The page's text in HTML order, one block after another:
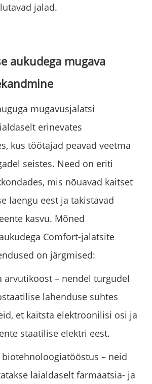
jalad.
aukudega mugava
mugavusjalatsi
erinevates
kus töötajad peavad veetma
seistes. Need on eriti
mis nõuavad kaitset
laengu eest ja takistavad
kasvu. Mõned
Comfort-jalatsite
on järgmised:
arvutikoost – nendel turgudel
lahenduse suhtes
et kaitsta elektroonilisi osi ja
staatilise elektri eest.
biotehnoloogiatööstus – neid
laialdaselt farmaatsia- ja